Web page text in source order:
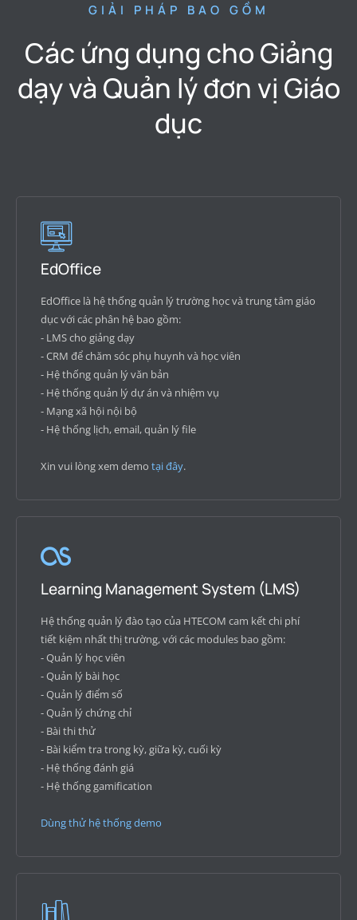
GIẢI PHÁP BAO GỒM
Các ứng dụng cho Giảng
dạy và Quản lý đơn vị Giáo
dục
EdOffice
EdOffice là hệ thống quản lý trường học và trung tâm giáo
dục với các phân hệ bao gồm:
- LMS cho giảng dạy
- CRM để chăm sóc phụ huynh và học viên
- Hệ thống quản lý văn bản
- Hệ thống quản lý dự án và nhiệm vụ
- Mạng xã hội nội bộ
- Hệ thống lịch, email, quản lý file
Xin vui lòng xem demo tại đây.
Learning Management System (LMS)
Hệ thống quản lý đào tạo của HTECOM cam kết chi phí
tiết kiệm nhất thị trường, với các modules bao gồm:
- Quản lý học viên
- Quản lý bài học
- Quản lý điểm số
- Quản lý chứng chỉ
- Bài thi thử
- Bài kiểm tra trong kỳ, giữa kỳ, cuối kỳ
- Hệ thống đánh giá
- Hệ thống gamification
Dùng thử hệ thống demo